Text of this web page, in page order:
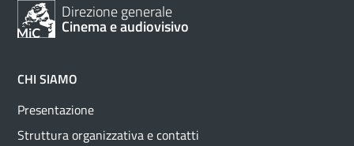
Direzione generale
Cinema e audiovisivo
CHI SIAMO
Presentazione
Struttura organizzativa e contatti